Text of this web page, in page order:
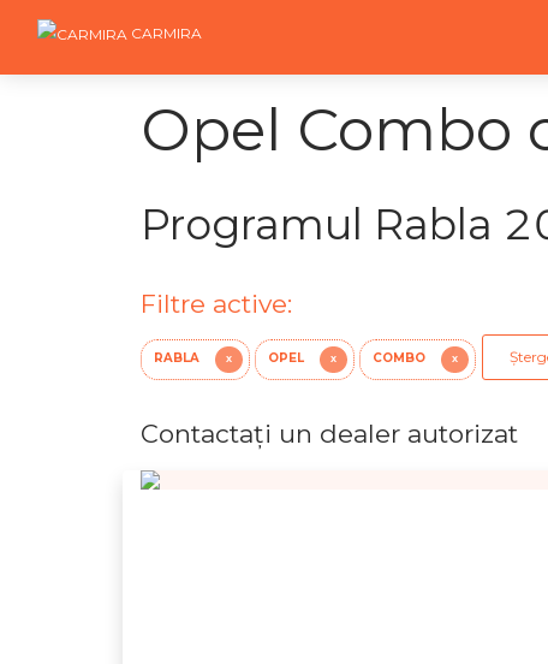
CARMIRA
Opel Combo
Programul Rabla
Filtre active:
RABLA X OPEL X COMBO X
Contactaţi un dealer autorizat